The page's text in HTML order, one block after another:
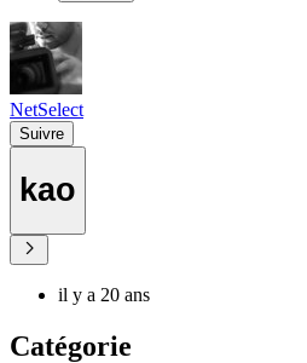
NetSelect
Suivre
kao
il y a 20 ans
Catégorie